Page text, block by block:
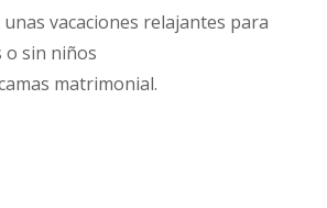
vacaciones relajantes para
o sin niños
matrimonial.